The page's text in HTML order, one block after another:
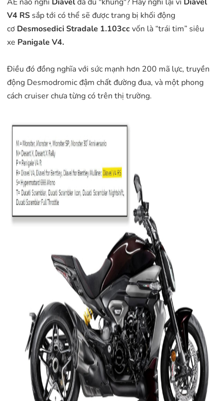
V4 RS sắp tới có thể sẽ được trang bị khối động
cơ Desmosedici Stradale 1.103ccvốn là “trái tim” siêu
xe Panigale V4.
Điều đó đồng nghĩa với sức mạnh hơn 200 mã lực, truyền
động Desmodromic đậm chất đường đua, và một phong
cách cruiser chưa từng có trên thị trường.